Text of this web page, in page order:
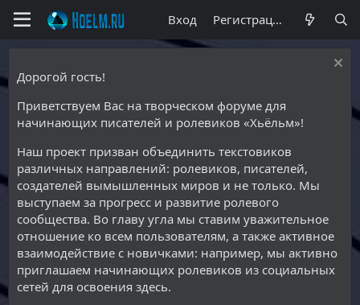
Вход Регистрация
Дорогой гость!
Приветствуем Вас на творческом форуме для
начинающих писателей и ролевиков «Хьёльм»!
Наш проект призван объединить текстовиков
различных направлений: ролевиков, писателей,
создателей вымышленных миров и не только. Мы
выступаем за прогресс и развитие ролевого
сообщества. Во главу угла мы ставим уважительное
отношение ко всем пользователям, а также активное
взаимодействие с новичками: например, мы активно
приглашаем начинающих ролевиков из социальных
сетей для освоения здесь.